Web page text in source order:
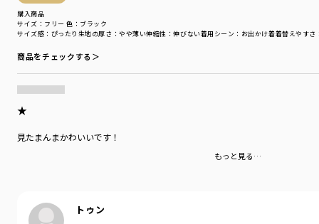
購入商品
サイズ感 ：ぴったり 生地の厚さ ：やや薄い伸縮性 ：伸びない着用シーン ：お出かけ着着替えやすさ
サイズ：フリー 色：ブラック
商品をチェックする＞
★
見たまんまかわいいです！
もっと見る…
トゥン